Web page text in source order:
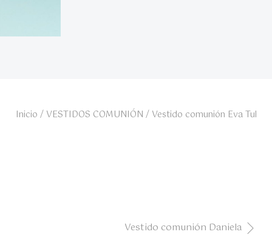
Inicio / VESTIDOS COMUNIÓN / Vestido comunión Eva Tul
Vestido comunión Daniela